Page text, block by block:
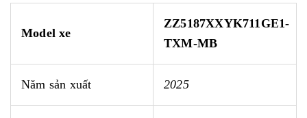
Model xe
ZZ5187XXYK711GE1-
TXM-MB
Năm sản xuất 2025